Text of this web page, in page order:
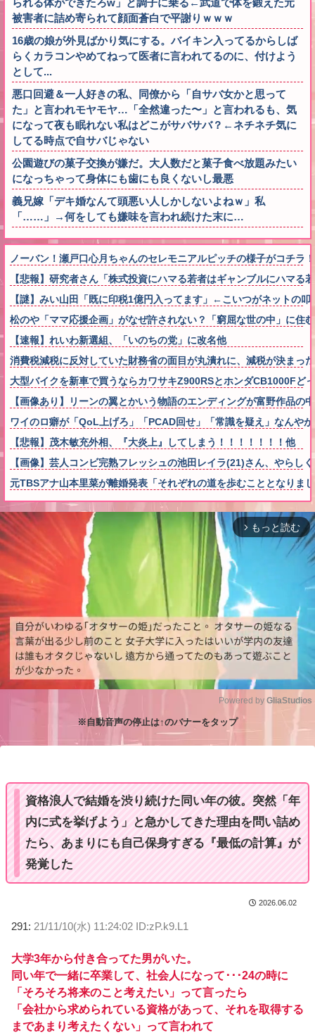
られる体ができたろw」と調子に乗る←武道で体を鍛えた元
被害者に詰め寄られて顔面蒼白で平謝りｗｗｗ
16歳の娘が外見ばかり気にする。バイキン入ってるからしば
らくカラコンやめてねって医者に言われてるのに、付けよう
として...
悪口回避＆一人好きの私、同僚から「自サバ女かと思って
た」と言われモヤモヤ…「全然違った〜」と言われるも、気
になって夜も眠れない私はどこがサバサバ？←ネチネチ気に
してる時点で自サバじゃない
公園遊びの菓子交換が嫌だ。大人数だと菓子食べ放題みたい
になっちゃって身体にも歯にも良くないし最悪
義兄嫁「デキ婚なんて頭悪い人しかしないよねｗ」私
「……」→何をしても嫌味を言われ続けた末に…
ノーバン！瀬戸口心月ちゃんのセレモニアルピッチの様子がコチラ
【悲報】研究者さん「株式投資にハマる若者はギャンブルにハマる
【謎】みい山田「既に印税1億円入ってます」←こいつがネットの
松のや「ママ応援企画」がなぜ許されない？「窮屈な世の中」に
【速報】れいわ新選組、「いのちの党」に改名他
消費税減税に反対していた財務省の面目が丸潰れに、減税が決ま
大型バイクを新車で買うならカワサキZ900RSとホンダCB1000Fど
【画像あり】リーンの翼とかいう物語のエンディングが富野作品の
ワイのロ癖が「QoL上げろ」「PCAD回せ」「常識を疑え」なんや
【悲報】茂木敏充外相、『大炎上』してしまう！！！！！！！他
【画像】芸人コンビ完熟フレッシュの池田レイラ(21)さん、やらし
元TBSアナ山本里菜が離婚発表「それぞれの道を歩むこととなりま
arrow_forward_ios もっと読む
Powered by GliaStudios
※自動音声の停止は↑のバナーをタップ
資格浪人で結婚を渋り続けた同い年の彼。突然「年
内に式を挙げよう」と急かしてきた理由を問い詰め
たら、あまりにも自己保身すぎる『最低の計算』が
発覚した
2026.06.02
291: 21/11/10(水) 11:24:02 ID:zP.k9.L1
大学3年から付き合ってた男がいた。
同い年で一緒に卒業して、社会人になって･･･24の時に
「そろそろ将来のこと考えたい」って言ったら
「会社から求められている資格があって、それを取得する
まであまり考えたくない」って言われて